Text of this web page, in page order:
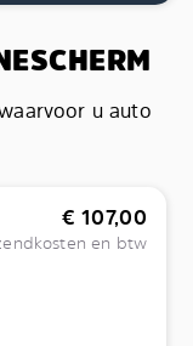
u auto
€ 107,00
en btw